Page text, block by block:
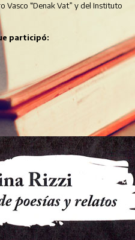
Vasco “Denak Vat” y del Instituto
participó: